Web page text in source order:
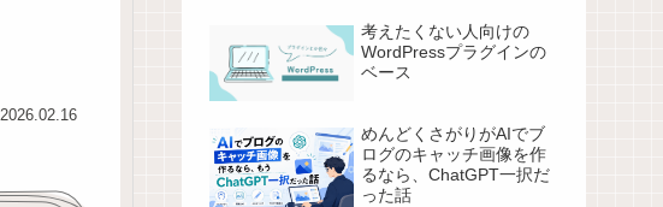
2026.02.16
考えたくない人向けの
WordPressプラグインの
ベース
めんどくさがりがAIでブ
ログのキャッチ画像を作
るなら、ChatGPT一択だ
った話